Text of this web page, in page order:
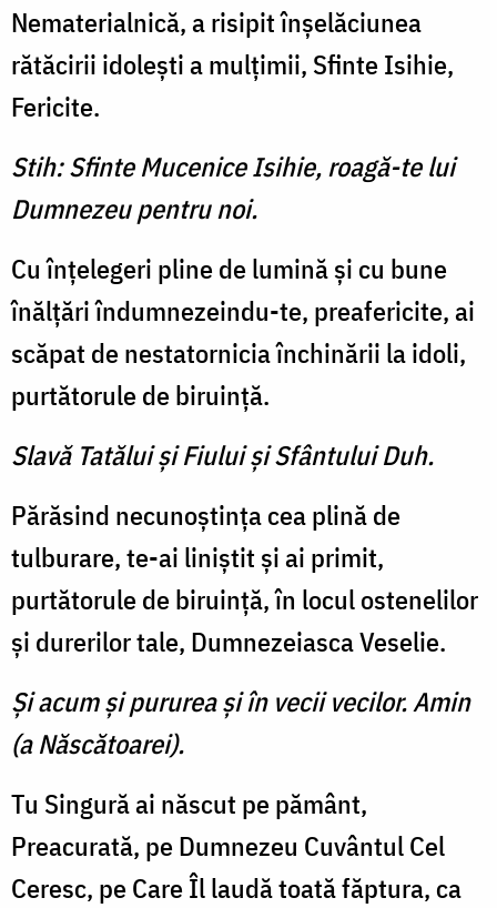
Nematerialnică, a risipit înşelăciunea
rătăcirii idoleşti a mulţimii, Sfinte Isihie,
Fericite.
Stih: Sfinte Mucenice Isihie, roagă-te lui
Dumnezeu pentru noi.
Cu înţelegeri pline de lumină şi cu bune
înălţări îndumnezeindu-te, preafericite, ai
scăpat de nestatornicia închinării la idoli,
purtătorule de biruinţă.
Slavă Tatălui şi Fiului şi Sfântului Duh.
Părăsind necunoştinţa cea plină de
tulburare, te-ai liniştit şi ai primit,
purtătorule de biruinţă, în locul ostenelilor
şi durerilor tale, Dumnezeiasca Veselie.
Şi acum şi pururea şi în vecii vecilor. Amin
(a Născătoarei).
Tu Singură ai născut pe pă­mânt,
Preacurată, pe Dumnezeu Cuvântul Cel
Ceresc, pe Care Îl laudă toată făptura, ca